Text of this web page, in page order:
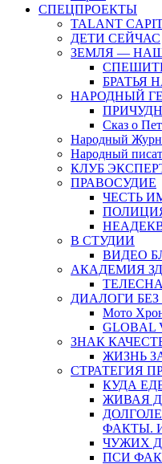
СПЕЦПРОЕКТЫ
TALANT
ДЕТИ СЕЙЧАС
ЗЕМЛЯ —
БРАТЬЯ
НАРОДНЫЙ
Сказ о
Народный
Народный
КЛУБ
ПРАВОСУДИЕ
ЧЕСТЬ
В СТУДИИ
ВИДЕО
АКАДЕМИЯ
ДИАЛОГИ
Мото
GLOBAL
ЗНАК
ЖИЗНЬ
СТРАТЕГИЯ
КУДА
ЖИВАЯ
ФАКТЫ.
ЧУЖИХ
ПСИ